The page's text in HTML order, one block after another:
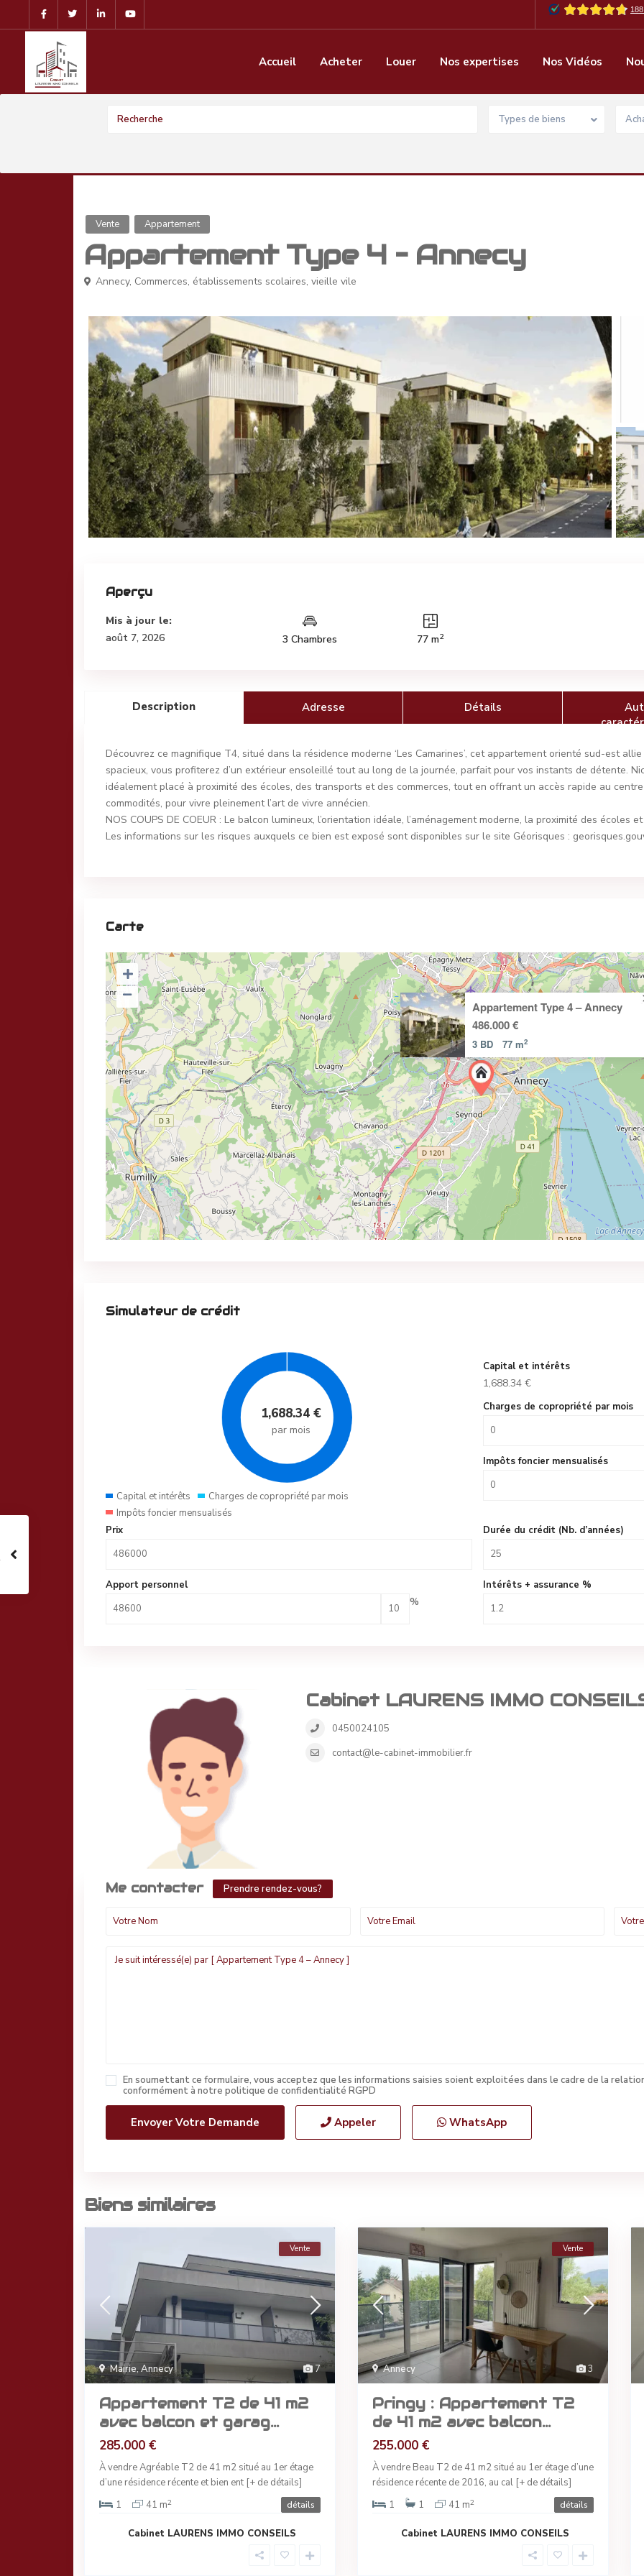
Accueil Acheter Louer Nos expertises Nos Vidéos
Types de biens
Vente Appartement
Appartement Type 4 – Annecy
Annecy, Commerces, établissements scolaires, vieille vile
Aperçu
Mis à jour le:
août 7, 2026
3 Chambres 77 m2
Description Adresse Détails
Découvrez ce magnifique T4, situé dans la résidence moderne ‘Les Camarines’, cet appartement orienté sud-est
spacieux, vous profiterez d’un extérieur ensoleillé tout au long de la journée, parfait pour vos instants de détente.
idéalement placé à proximité des écoles, des transports et des commerces, tout en offrant un accès rapide au
commodités, pour vivre pleinement l’art de vivre annécien.
NOS COUPS DE COEUR : Le balcon lumineux, l’orientation idéale, l’aménagement moderne, la proximité des écoles
Les informations sur les risques auxquels ce bien est exposé sont disponibles sur le site Géorisques :
Carte
Appartement Type 4 – Annecy
486.000 €
3 BD 77 m2
Simulateur de crédit
1,688.34€
par mois
Capital et intérêts
Charges de copropriété par mois
Impôts foncier mensualisés
Capital et intérêts
1,688.34 €
Charges de copropriété par mois
Impôts foncier mensualisés
Prix
Apport personnel
%
Durée du crédit (Nb. d’années)
Intérêts + assurance %
Cabinet LAURENS IMMO
0450024105
contact@le-cabinet-immobilier.fr
Me contacter Prendre rendez-vous?
En soumettant ce formulaire, vous acceptez que les informations saisies soient exploitées dans le cadre de la
conformément à notre politique de confidentialité RGPD
Appeler WhatsApp
Biens similaires
7
Mairie,Annecy
Vente
Appartement T2 de 41 m2
avec balcon et garag...
285.000 €
À vendre Agréable T2 de 41 m2 situé au 1er étage
d’une résidence récente et bien ent [+ de détails]
1
41 m2 détails
Cabinet LAURENS IMMO CONSEILS
3
Annecy
Vente
Pringy : Appartement T2
de 41 m2 avec balcon...
255.000 €
À vendre Beau T2 de 41 m2 situé au 1er étage d’une
résidence récente de 2016, au cal [+ de détails]
1
1 41 m2 détails
Cabinet LAURENS IMMO CONSEILS